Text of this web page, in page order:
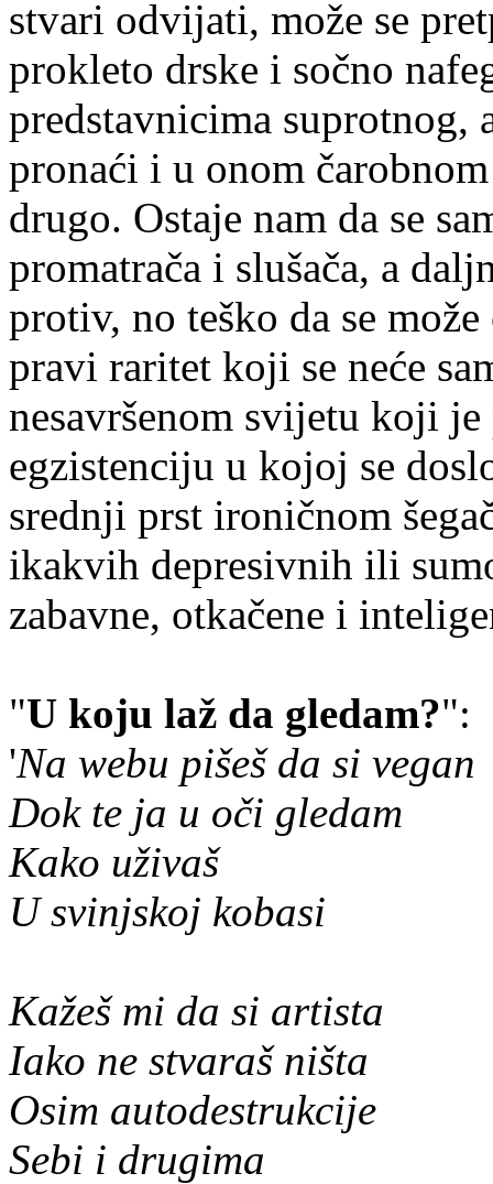
stvari odvijati, može se
prokleto drske i sočno
predstavnicima suprotnog,
pronaći i u onom
drugo. Ostaje nam da se
promatrača i slušača, a
protiv, no teško da se
pravi raritet koji se neće
nesavršenom svijetu koji
egzistenciju u kojoj se
srednji prst ironičnom
ikakvih depresivnih ili
zabavne, otkačene i
"U koju laž da gledam?":
'Na webu pišeš da si vegan
Dok te ja u oči gledam
Kako uživaš
U svinjskoj kobasi
Kažeš mi da si artista
Iako ne stvaraš ništa
Osim autodestrukcije
Sebi i drugima